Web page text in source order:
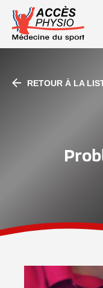
RETOUR À LA